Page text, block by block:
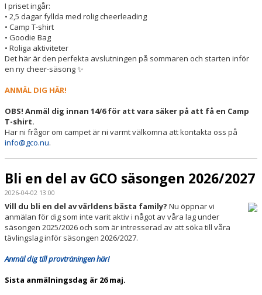
I priset ingår:
• 2,5 dagar fyllda med rolig cheerleading
• Camp T-shirt
• Goodie Bag
• Roliga aktiviteter
Det här är den perfekta avslutningen på sommaren och starten inför
en ny cheer-säsong ✨
ANMÄL DIG HÄR!
OBS! Anmäl dig innan 14/6 för att vara säker på att få en Camp
T-shirt.
Har ni frågor om campet är ni varmt välkomna att kontakta oss på
info@gco.nu.
Bli en del av GCO säsongen 2026/2027
2026-04-02 13:00
Vill du bli en del av världens bästa family? Nu öppnar vi
anmälan för dig som inte varit aktiv i något av våra lag under
säsongen 2025/2026 och som är intresserad av att söka till våra
tävlingslag inför säsongen 2026/2027.
Anmäl dig till provträningen här!
Sista anmälningsdag är 26 maj.